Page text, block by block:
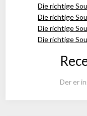
Die richtige
Die richtige
Die richtige
Die richtige
Der er